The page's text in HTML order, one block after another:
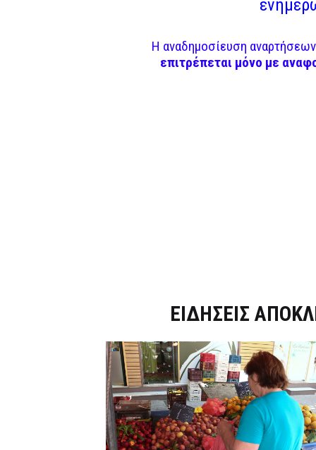
Η αναδημοσίευση
επιτρέπεται μόνο με
ΕΙΔΗΣΕΙΣ